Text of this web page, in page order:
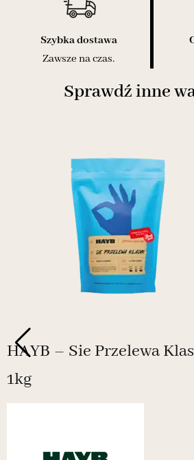
Szybka dostawa
Zawsze na czas.
Sprawdź inne
HAYB – Sie Przelewa
1kg